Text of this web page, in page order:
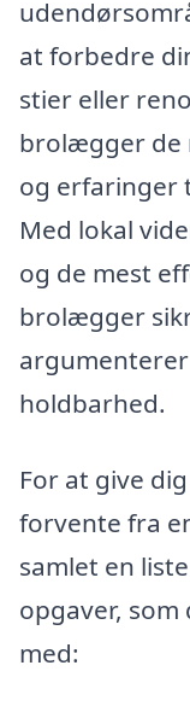
at forbedre
stier eller
brolægger de
og erfaringer
Med lokal
og de mest
brolægger
holdbarhed.
For at give
forvente fra
samlet en
opgaver,
med: